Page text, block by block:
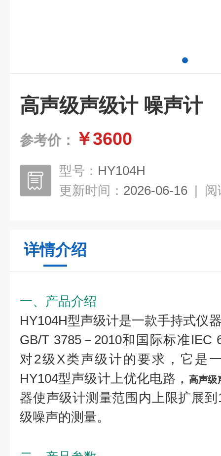
高声级声级计 噪声计
参考价： ￥3600
型号： HY104H
更新时间： 2026-06-16 | 阅
详情介绍
一、产品介绍
HY104H型声级计是一款手持式仪
GB/T 3785－2010和国际标准IEC
对2级X类声级计的要求，它是
HY104型声级计上优化电路， 高声级
器使声级计测量范围内上限扩展
级噪声的测量。